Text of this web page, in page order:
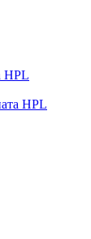
HPL
HPL